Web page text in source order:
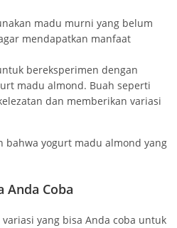
madu murni yang belum
mendapatkan manfaat
bereksperimen dengan
madu almond. Buah seperti
dan memberikan variasi
bahwa yogurt madu almond yang
Anda Coba
yang bisa Anda coba untuk